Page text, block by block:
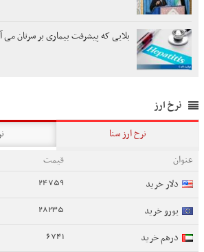
بلایی که پیشرفت بیماری بر سرتان می
نرخ ارز
نرخ ارز سنا
عنوان
قیمت
دلار خرید
24759
یورو خرید 28235
درهم خرید 6741